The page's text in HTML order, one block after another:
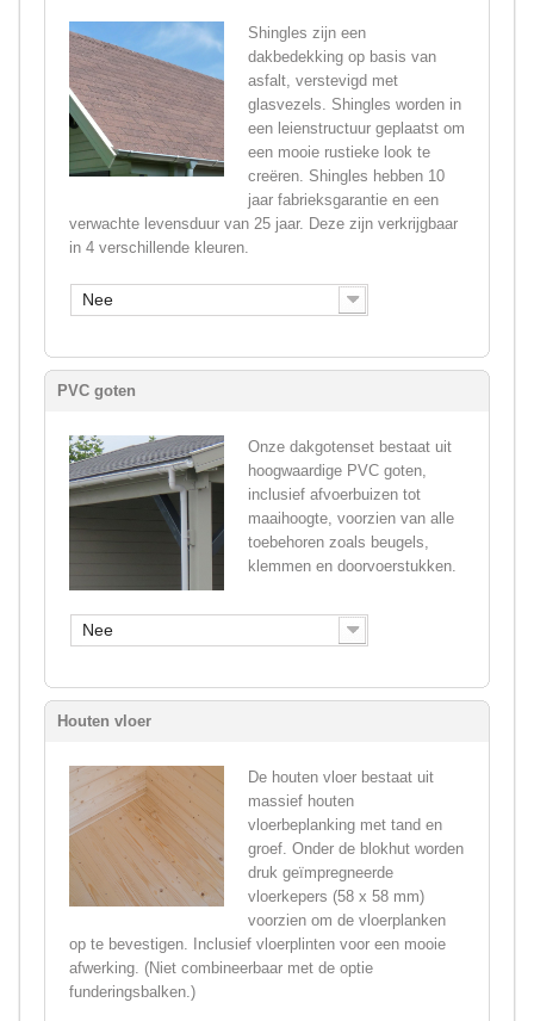
Shingles zijn een
dakbedekking op basis van
asfalt, verstevigd met
glasvezels. Shingles worden in
een leienstructuur geplaatst om
een mooie rustieke look te
creëren. Shingles hebben 10
jaar fabrieksgarantie en een
verwachte levensduur van 25 jaar. Deze zijn verkrijgbaar
in 4 verschillende kleuren.
Nee
PVC goten
Onze dakgotenset bestaat uit
hoogwaardige PVC goten,
inclusief afvoerbuizen tot
maaihoogte, voorzien van alle
toebehoren zoals beugels,
klemmen en doorvoerstukken.
Nee
Houten vloer
De houten vloer bestaat uit
massief houten
vloerbeplanking met tand en
groef. Onder de blokhut worden
druk geïmpregneerde
vloerkepers (58 x 58 mm)
voorzien om de vloerplanken
op te bevestigen. Inclusief vloerplinten voor een mooie
afwerking. (Niet combineerbaar met de optie
funderingsbalken.)